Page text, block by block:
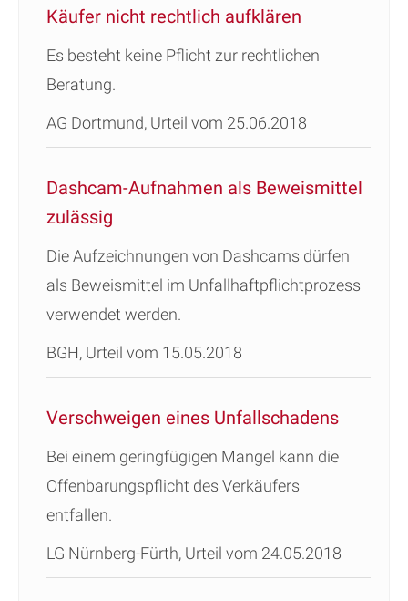
Käufer nicht rechtlich aufklären
Es besteht keine Pflicht zur rechtlichen
Beratung.
AG Dortmund, Urteil vom 25.06.2018
Dashcam-Aufnahmen als Beweismittel
zulässig
Die Aufzeichnungen von Dashcams dürfen
als Beweismittel im Unfallhaftpflichtprozess
verwendet werden.
BGH, Urteil vom 15.05.2018
Verschweigen eines Unfallschadens
Bei einem geringfügigen Mangel kann die
Offenbarungspflicht des Verkäufers
entfallen.
LG Nürnberg-Fürth, Urteil vom 24.05.2018